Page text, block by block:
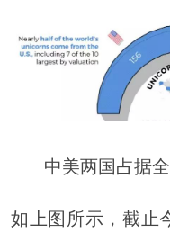
中美两国占据
如上图所示，截止